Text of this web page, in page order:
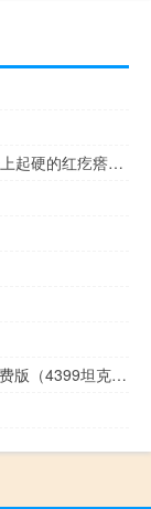
宝宝身上起得很多红色硬疙瘩是什么（宝宝身上起硬的红疙瘩是什么病引起的）
4399坦克堂小兮好号和密码获取工具 V1.0 免费版（4399坦克堂小兮好号和密码获取工具 V1.0 免费版功能简介）